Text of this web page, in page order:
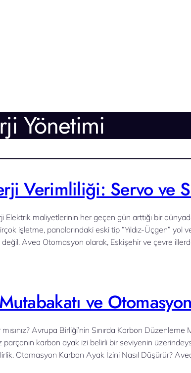
Yönetimi
Verimliliği: Servo ve
Elektrik maliyetlerinin her geçen gün arttığı bir
işletme, panolarındaki eski tip “Yıldız-Üçgen”
değil. Avea Otomasyon olarak, Eskişehir ve çevre
ve
Avrupa Birliği’nin Sınırda Karbon
karbon ayak izi belirli bir seviyenin
Otomasyon Karbon Ayak İzini Nasıl Düşürür?